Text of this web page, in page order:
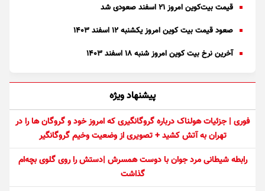
قیمت بیت‌کوین امروز ۲۱ اسفند صعودی شد
صعود قیمت بیت کوین امروز یکشنبه ۱۲ اسفند ۱۴۰۳
آخرین نرخ بیت کوین امروز شنبه ۱۸ اسفند ۱۴۰۳
پیشنهاد ویژه
فوری | جزئیات هولناک درباره گروگانگیری که امروز خود و گروگان ها را در
تهران به آتش کشید + تصویری از وضعیت وخیم گروگانگیر
رابطه شیطانی مرد جوان با دوست همسرش |دستش را روی گلوی بچه‌ام
گذاشت